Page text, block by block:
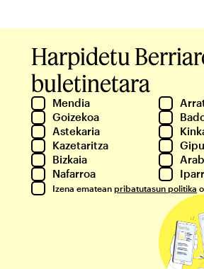
Harpidetu
buletinetara
Mendia
Goizekoa
Astekaria
Kazetaritza
Bizkaia
Nafarroa
Izena ematean pribatutasun politika